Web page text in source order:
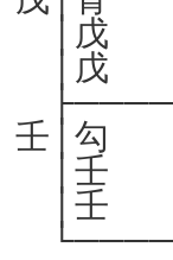
│
│戊
壬│勾
│壬
│壬